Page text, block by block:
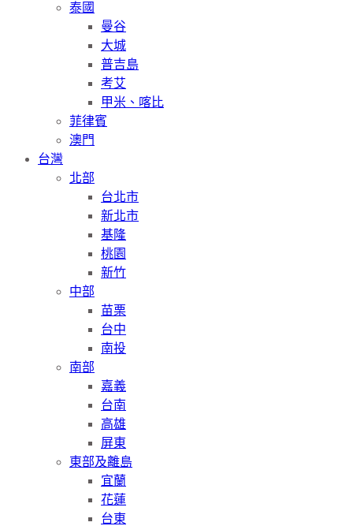
泰國
曼谷
大城
普吉島
考艾
甲米、喀比
菲律賓
澳門
台灣
北部
台北市
新北市
基隆
桃園
新竹
中部
苗栗
台中
南投
南部
嘉義
台南
高雄
屏東
東部及離島
宜蘭
花蓮
台東